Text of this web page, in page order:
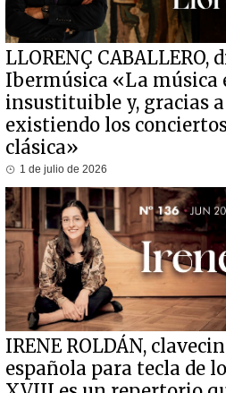
LLORENÇ CABALLERO,
Ibermúsica «La música
insustituible y, gracias
existiendo los
clásica»
1 de julio de 2026
IRENE ROLDÁN,
española para tecla de